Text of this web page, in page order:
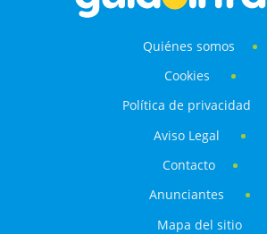
Quiénes somos
Cookies
Política de privacidad
Aviso Legal
Contacto
Anunciantes
Mapa del sitio